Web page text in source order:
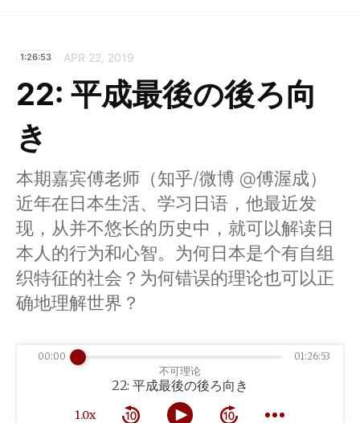
1:26:53 APR 22, 2019
22: 平成最後の後ろ向
き
本期嘉宾傅老师（知乎/微博 @傅渥成）
近年在日本生活、学习日语，他最近发
现，从并不悠长的历史中，就可以解读日
本人的行为和心智。为何日本是个有自组
织特征的社会？为何错误的理论也可以正
确地理解世界？
不可理论
22: 平成最後の後ろ向き
1.0x
00:00 01:26:53